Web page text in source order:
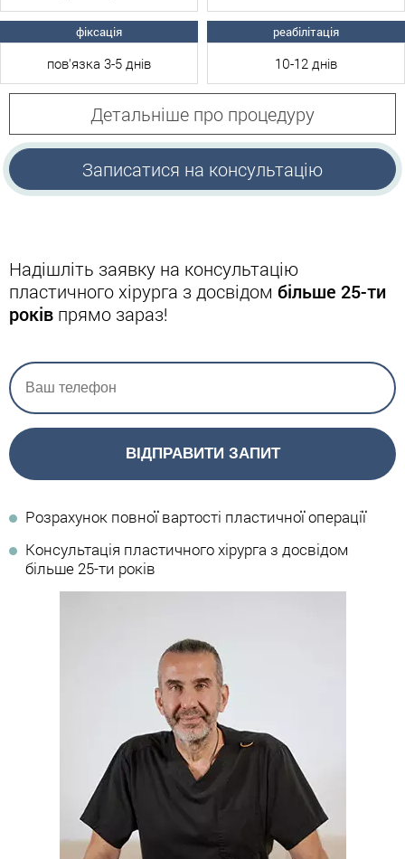
фіксація
пов'язка 3-5 днів
реабілітація
10-12 днів
Детальніше про процедуру
Записатися на консультацію
Надішліть заявку на консультацію
пластичного хірурга з досвідом більше 25-ти
років прямо зараз!
ВІДПРАВИТИ ЗАПИТ
Розрахунок повної вартості пластичної операції
Консультація пластичного хірурга з досвідом
більше 25-ти років